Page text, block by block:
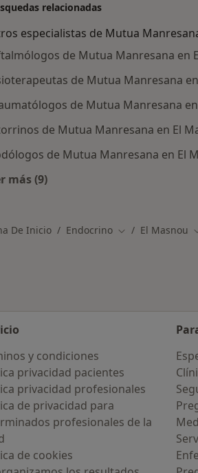
relacionadas
especialistas de Mutua
de Mutua Manresana en
de Mutua Manresana
de Mutua Manresana
de Mutua Manresana en El
de Mutua Manresana en El
más (9)
De Inicio Endocrino Cambiar de
El Masnou
y condiciones
privacidad pacientes
privacidad profesionales
de privacidad para
profesionales de la
de cookies